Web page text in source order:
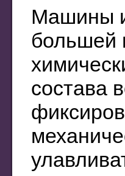
Машины
большей
состава